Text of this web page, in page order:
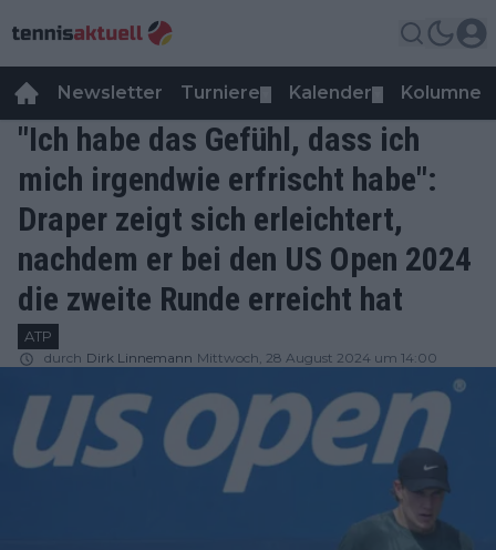
Newsletter Turniere Kalender Kolumnen
"Ich habe das Gefühl, dass ich
mich irgendwie erfrischt habe":
Draper zeigt sich erleichtert,
nachdem er bei den US Open 2024
die zweite Runde erreicht hat
ATP
durch Dirk Linnemann Mittwoch, 28 August 2024 um 14:00